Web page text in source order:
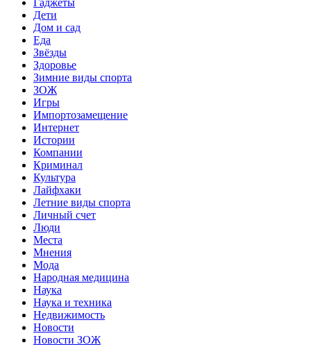
Гаджеты
Дети
Дом и сад
Еда
Звёзды
Здоровье
Зимние виды спорта
ЗОЖ
Игры
Импортозамещение
Интернет
Истории
Компании
Криминал
Культура
Лайфхаки
Летние виды спорта
Личный счет
Люди
Места
Мнения
Мода
Народная медицина
Наука
Наука и техника
Недвижимость
Новости
Новости ЗОЖ